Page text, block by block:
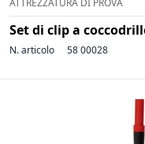
ATTREZZATURA DI PROVA
Set di clip a
N. articolo 58 00028